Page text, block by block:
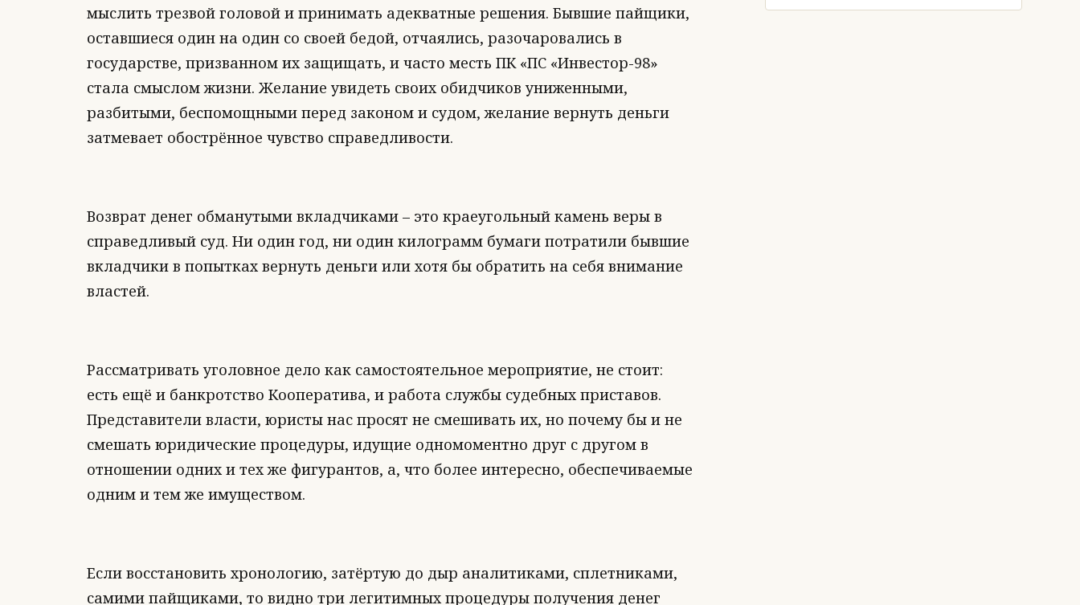
мыслить трезвой головой и принимать адекватные решения. Бывшие пайщики,
оставшиеся один на один со своей бедой, отчаялись, разочаровались в
государстве, призванном их защищать, и часто месть ПК «ПС «Инвестор-98»
стала смыслом жизни. Желание увидеть своих обидчиков униженными,
разбитыми, беспомощными перед законом и судом, желание вернуть деньги
затмевает обострённое чувство справедливости.
Возврат денег обманутыми вкладчиками – это краеугольный камень веры в
справедливый суд. Ни один год, ни один килограмм бумаги потратили бывшие
вкладчики в попытках вернуть деньги или хотя бы обратить на себя внимание
властей.
Рассматривать уголовное дело как самостоятельное мероприятие, не стоит:
есть ещё и банкротство Кооператива, и работа службы судебных приставов.
Представители власти, юристы нас просят не смешивать их, но почему бы и не
смешать юридические процедуры, идущие одномоментно друг с другом в
отношении одних и тех же фигурантов, а, что более интересно, обеспечиваемые
одним и тем же имуществом.
Если восстановить хронологию, затёртую до дыр аналитиками, сплетниками,
самими пайщиками, то видно три легитимных процедуры получения денег